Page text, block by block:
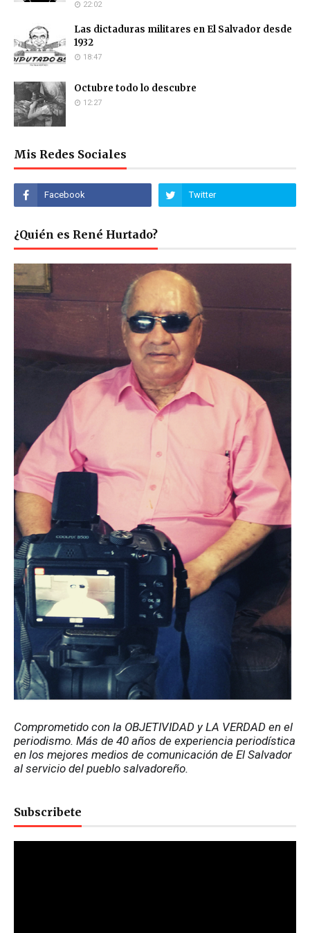
22:02
Las dictaduras militares en El Salvador desde
1932
18:47
Octubre todo lo descubre
12:27
Mis Redes Sociales
¿Quién es René Hurtado?
Comprometido con la OBJETIVIDAD y LA VERDAD en el
periodismo. Más de 40 años de experiencia periodística
en los mejores medios de comunicación de El Salvador
al servicio del pueblo salvadoreño.
Subscribete